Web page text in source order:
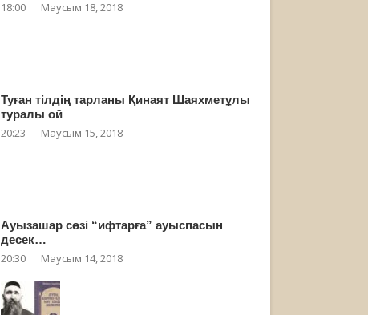
18:00 Маусым 18, 2018
Туған тілдің тарланы Қинаят Шаяхметұлы
туралы ой
20:23 Маусым 15, 2018
Ауызашар сөзі “ифтарға” ауыспасын
десек…
20:30 Маусым 14, 2018